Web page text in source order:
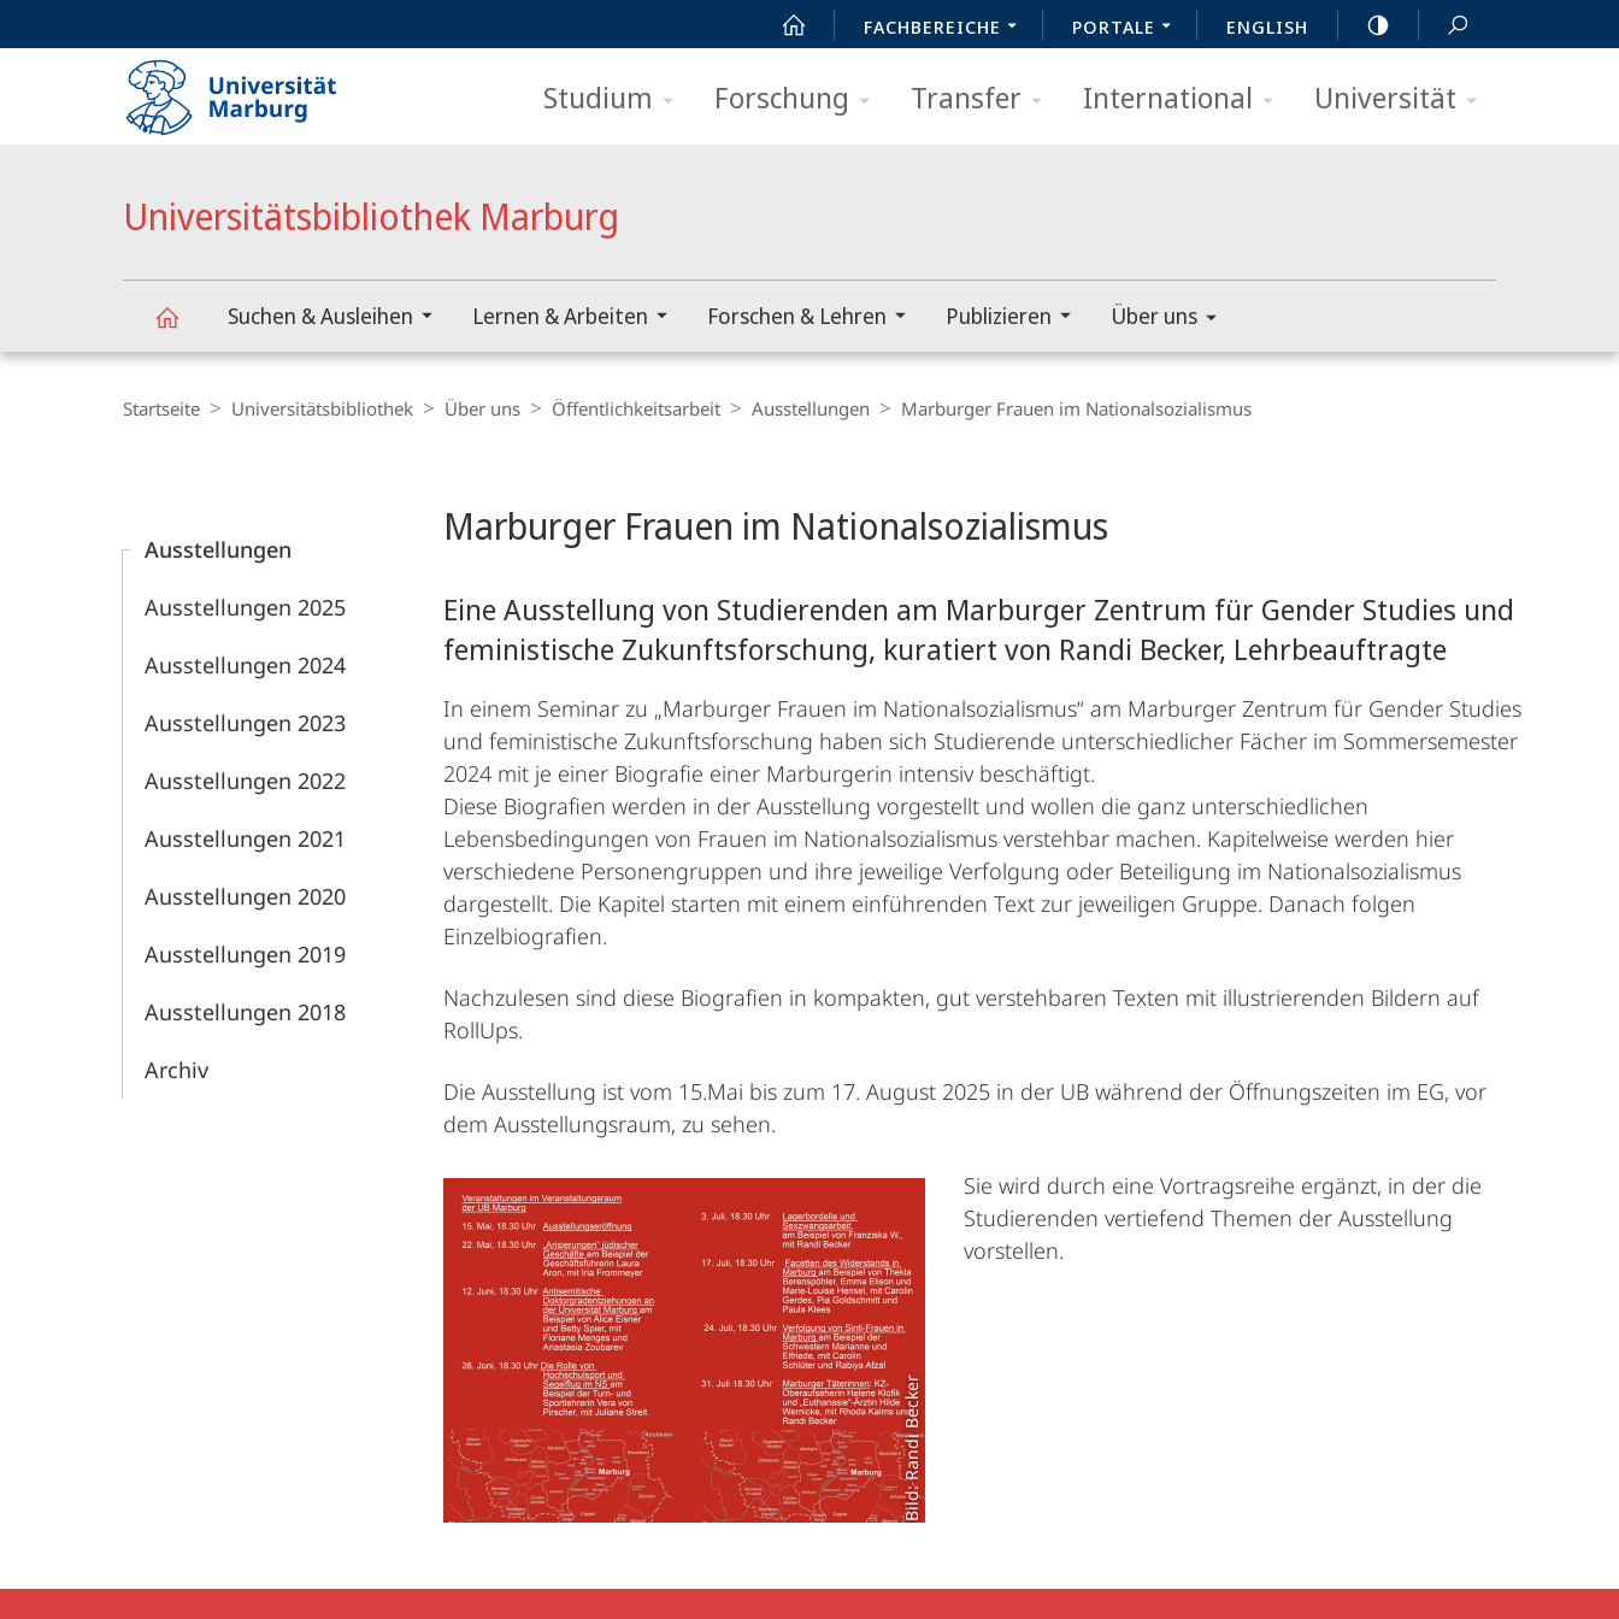
FACHBEREICHE PORTALE ENGLISH
Studium Forschung Transfer International Universität
Universitätsbibliothek Marburg
Suchen & Ausleihen Lernen & Arbeiten Forschen & Lehren Publizieren Über uns
Navigation
Startseite Universitätsbibliothek Über uns Öffentlichkeits­arbeit Ausstellungen Marburger Frauen im Nationalsozialismus
Ausstellungen
Ausstellungen 2025
Ausstellungen 2024
Ausstellungen 2023
Ausstellungen 2022
Ausstellungen 2021
Ausstellungen 2020
Ausstellungen 2019
Ausstellungen 2018
Archiv
Marburger Frauen im Nationalsozialismus
Eine Ausstellung von Studierenden am Marburger Zentrum für Gender Studies und
feministische Zukunftsforschung, kuratiert von Randi Becker, Lehrbeauftragte
In einem Seminar zu „Marburger Frauen im Nationalsozialismus“ am Marburger Zentrum für Gender Studies
und feministische Zukunftsforschung haben sich Studierende unterschiedlicher Fächer im Sommersemester
2024 mit je einer Biografie einer Marburgerin intensiv beschäftigt.
Diese Biografien werden in der Ausstellung vorgestellt und wollen die ganz unterschiedlichen
Lebensbedingungen von Frauen im Nationalsozialismus verstehbar machen. Kapitelweise werden hier
verschiedene Personengruppen und ihre jeweilige Verfolgung oder Beteiligung im Nationalsozialismus
dargestellt. Die Kapitel starten mit einem einführenden Text zur jeweiligen Gruppe. Danach folgen
Einzelbiografien.
Nachzulesen sind diese Biografien in kompakten, gut verstehbaren Texten mit illustrierenden Bildern auf
RollUps.
Die Ausstellung ist vom 15.Mai bis zum 17. August 2025 in der UB während der Öffnungszeiten im EG, vor
dem Ausstellungsraum, zu sehen.
Bild: Randi Becker
Sie wird durch eine Vortragsreihe ergänzt, in der die
Studierenden vertiefend Themen der Ausstellung
vorstellen.